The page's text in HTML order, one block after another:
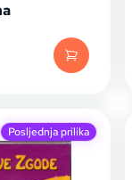
Posljednja prilika